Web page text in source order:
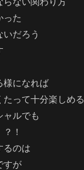
った
だろう
様になれば
って十分楽しめる
ャルでも
！
るのは
すが